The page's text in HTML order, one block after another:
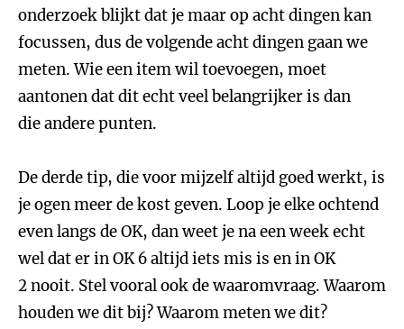
onderzoek blijkt dat je maar op acht dingen kan
focussen, dus de volgende acht dingen gaan we
meten. Wie een item wil toevoegen, moet
aantonen dat dit echt veel belangrijker is dan
die andere punten.
De derde tip, die voor mijzelf altijd goed werkt, is
je ogen meer de kost geven. Loop je elke ochtend
even langs de OK, dan weet je na een week echt
wel dat er in OK 6 altijd iets mis is en in OK
2 nooit. Stel vooral ook de waaromvraag. Waarom
houden we dit bij? Waarom meten we dit?